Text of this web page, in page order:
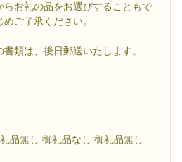
らお礼の品をお選びすることもで
ご了承ください。
類は、後日郵送いたします。
品無し 御礼品なし 御礼品無し